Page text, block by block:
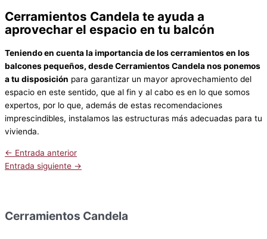
Cerramientos Candela te ayuda a
aprovechar el espacio en tu balcón
Teniendo en cuenta la importancia de los cerramientos en los
balcones pequeños, desde Cerramientos Candela nos ponemos
a tu disposición para garantizar un mayor aprovechamiento del
espacio en este sentido, que al fin y al cabo es en lo que somos
expertos, por lo que, además de estas recomendaciones
imprescindibles, instalamos las estructuras más adecuadas para tu
vivienda.
← Entrada anterior
Entrada siguiente →
Cerramientos Candela